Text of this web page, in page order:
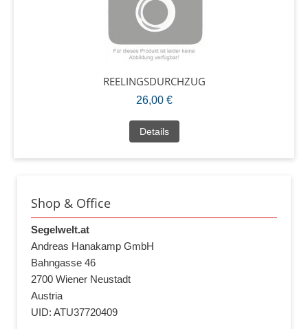
REELINGSDURCHZUG
26,00 €
Details
Shop & Office
Segelwelt.at
Andreas Hanakamp GmbH
Bahngasse 46
2700 Wiener Neustadt
Austria
UID: ATU37720409